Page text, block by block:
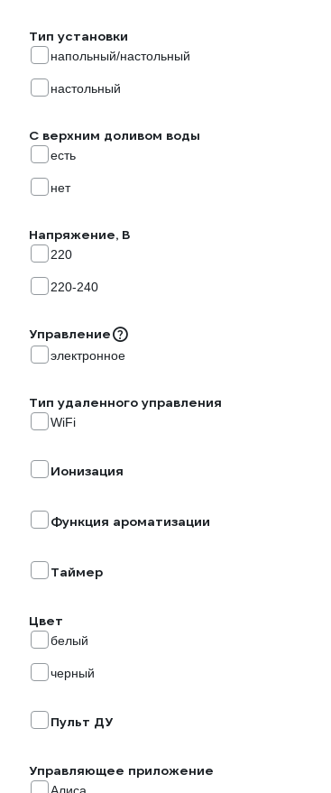
Тип установки
напольный/настольный
настольный
С верхним доливом воды
есть
нет
Напряжение, В
220
220-240
Управление
электронное
Тип удаленного управления
WiFi
Ионизация
Функция ароматизации
Таймер
Цвет
белый
черный
Пульт ДУ
Управляющее приложение